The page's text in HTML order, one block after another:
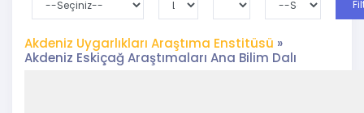
Akdeniz Uygarlıkları Araştıma Enstitüsü »
Akdeniz Eskiçağ Araştımaları Ana Bilim Dalı